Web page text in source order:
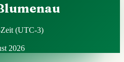
(UTC-3)
2026